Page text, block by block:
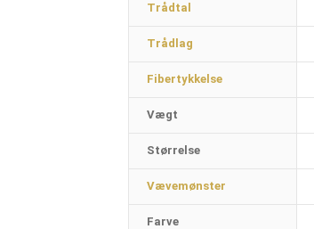
Trådtal
Trådlag
Fibertykkelse
Vægt
Størrelse
Vævemønster
Farve